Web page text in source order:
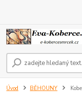
Úvod BĚHOUNY